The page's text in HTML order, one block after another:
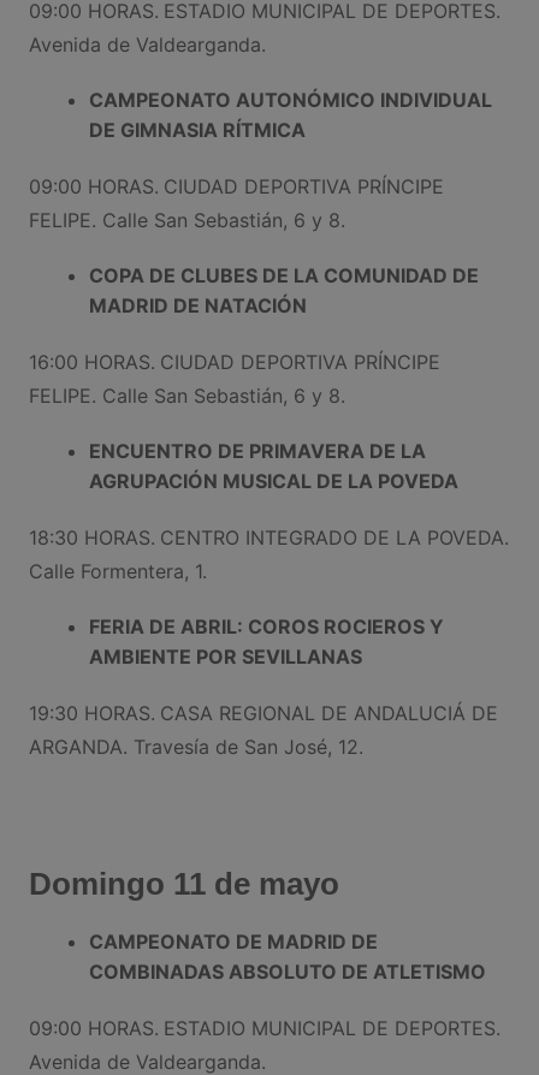
09:00 HORAS. ESTADIO MUNICIPAL DE DEPORTES.
Avenida de Valdearganda.
CAMPEONATO AUTONÓMICO INDIVIDUAL
DE GIMNASIA RÍTMICA
09:00 HORAS. CIUDAD DEPORTIVA PRÍNCIPE
FELIPE. Calle San Sebastián, 6 y 8.
COPA DE CLUBES DE LA COMUNIDAD DE
MADRID DE NATACIÓN
16:00 HORAS. CIUDAD DEPORTIVA PRÍNCIPE
FELIPE. Calle San Sebastián, 6 y 8.
ENCUENTRO DE PRIMAVERA DE LA
AGRUPACIÓN MUSICAL DE LA POVEDA
18:30 HORAS. CENTRO INTEGRADO DE LA POVEDA.
Calle Formentera, 1.
FERIA DE ABRIL: COROS ROCIEROS Y
AMBIENTE POR SEVILLANAS
19:30 HORAS. CASA REGIONAL DE ANDALUCIÁ DE
ARGANDA. Travesía de San José, 12.
Domingo 11 de mayo
CAMPEONATO DE MADRID DE
COMBINADAS ABSOLUTO DE ATLETISMO
09:00 HORAS. ESTADIO MUNICIPAL DE DEPORTES.
Avenida de Valdearganda.